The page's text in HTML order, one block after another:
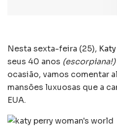
Nesta sexta-feira (25),
seus 40 anos (escorpiana!)
ocasião, vamos comentar
mansões luxuosas que a
EUA.